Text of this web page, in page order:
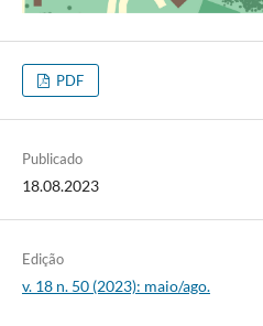
PDF
Publicado
18.08.2023
Edição
v. 18 n. 50 (2023): maio/ago.